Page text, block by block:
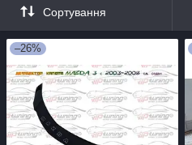
Сортування
–26%